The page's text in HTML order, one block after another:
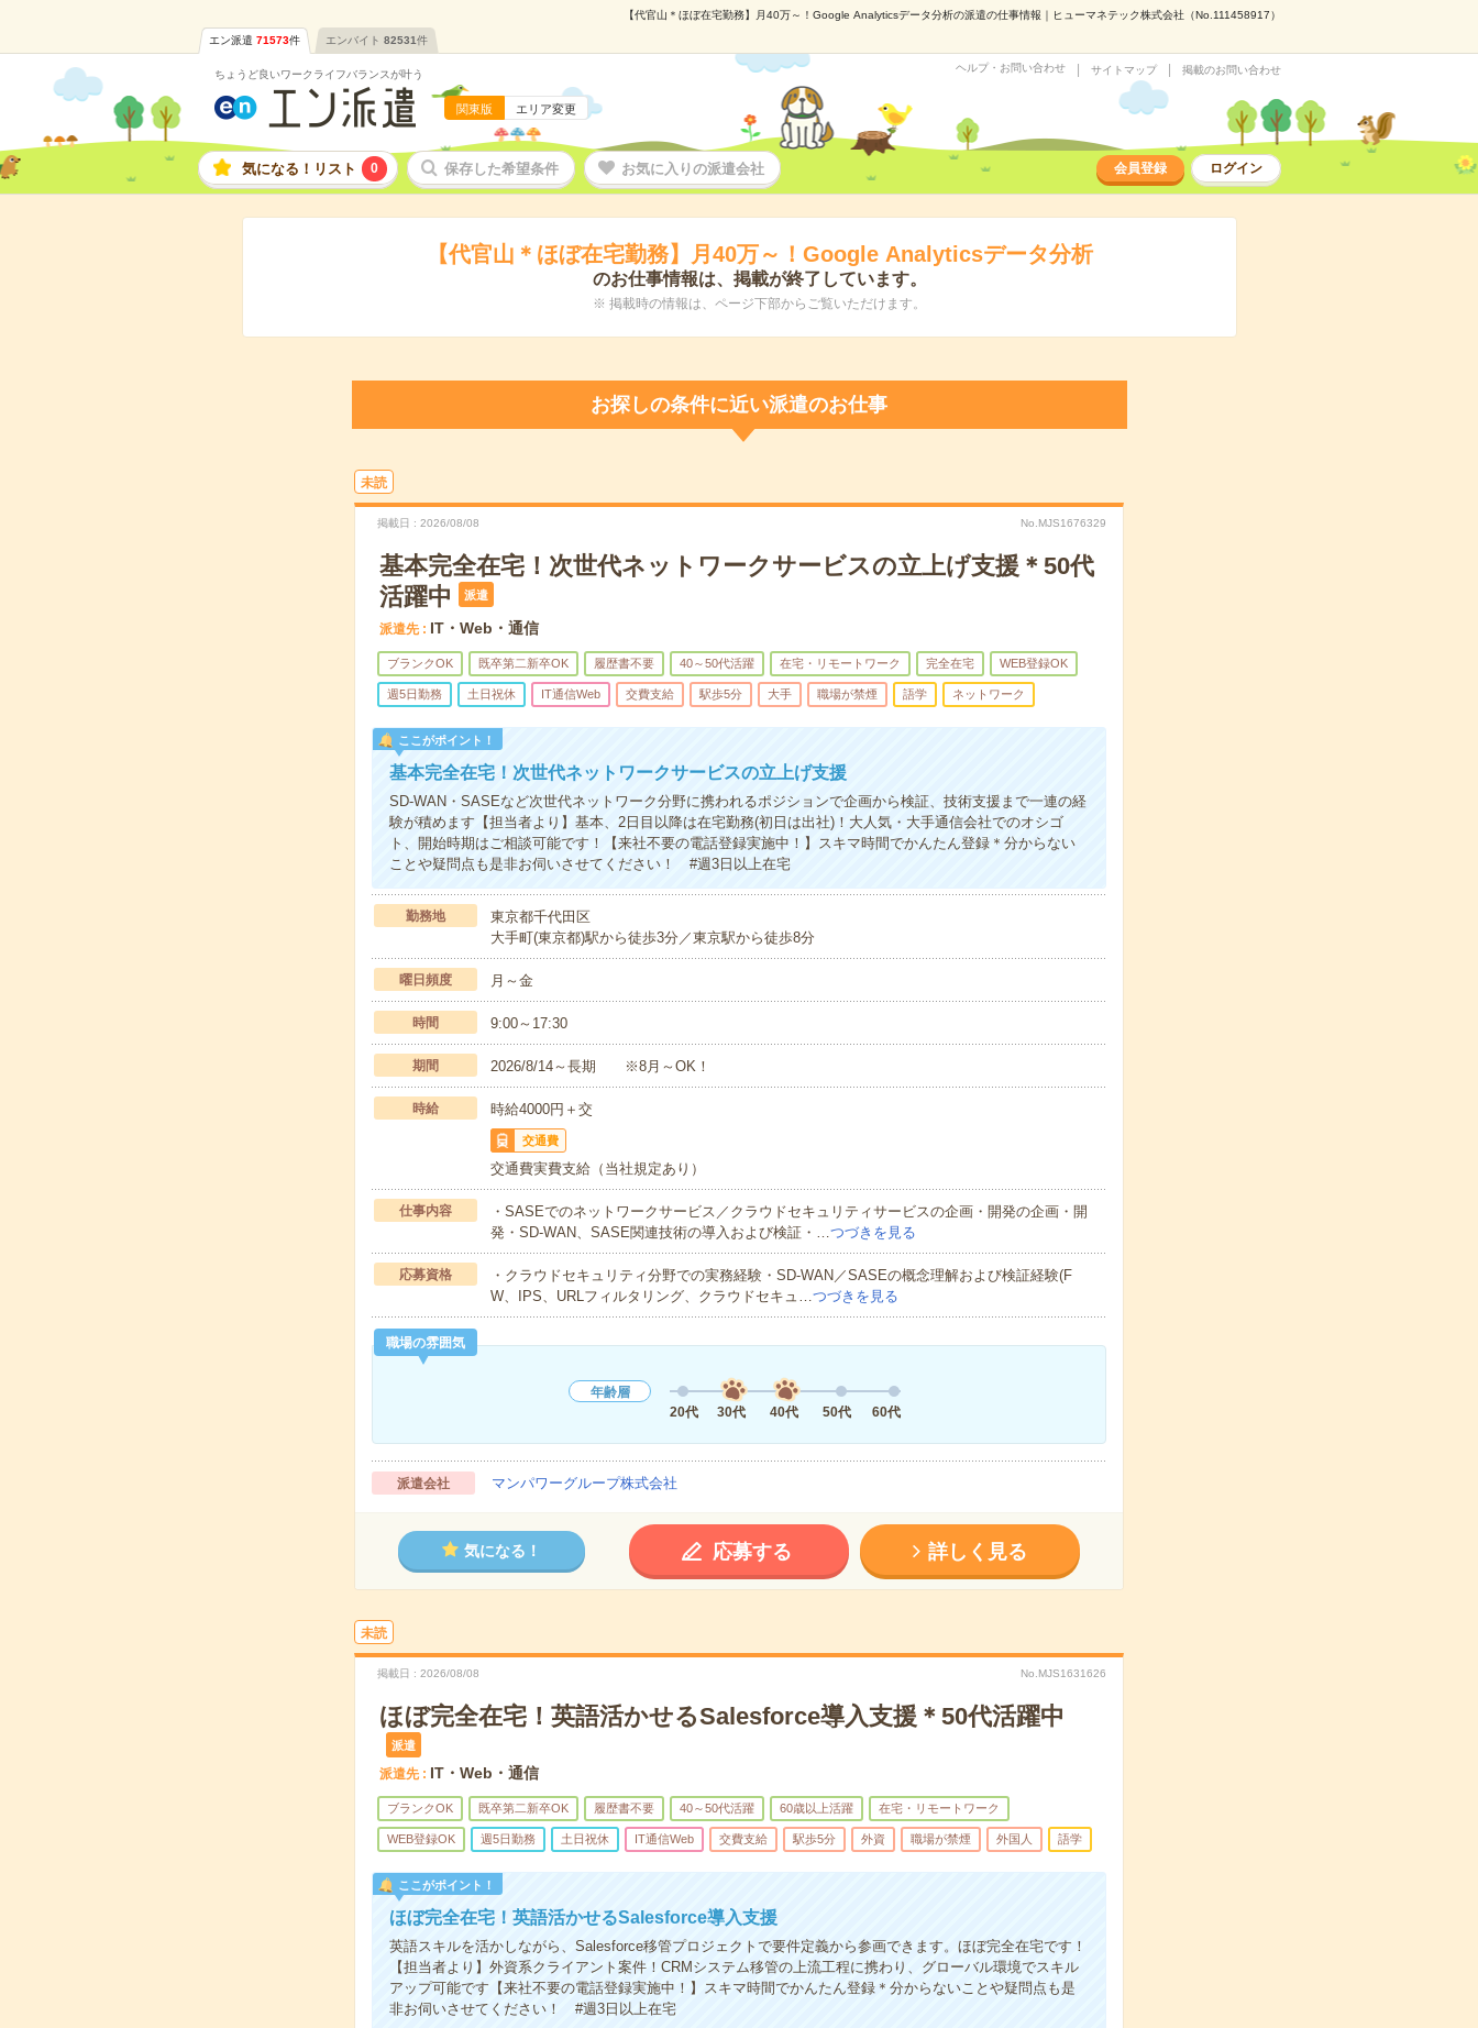
【代官山＊ほぼ在宅勤務】月40万～！Google Analyticsデータ分析の派遣の仕事情報｜ヒューマネテック株式会社（No.111458917）
エン派遣 71573件 エンバイト 82531件
ちょうど良いワークライフバランスが叶う
関東版 エリア変更
ヘルプ・お問い合わせ サイトマップ 掲載のお問い合わせ
気になる！リスト 0 保存した希望条件 お気に入りの派遣会社 会員登録 ログイン
【代官山＊ほぼ在宅勤務】月40万～！Google Analyticsデータ分析
のお仕事情報は、掲載が終了しています。
※ 掲載時の情報は、ページ下部からご覧いただけます。
お探しの条件に近い派遣のお仕事
未読
掲載日 2026/08/08 No.MJS1676329
基本完全在宅！次世代ネットワークサービスの立上げ支援＊50代
活躍中
派遣
派遣先 IT・Web・通信
ブランクOK 既卒第二新卒OK 履歴書不要 40～50代活躍 在宅・リモートワーク 完全在宅 WEB登録OK
週5日勤務 土日祝休 IT通信Web 交費支給 駅歩5分 大手 職場が禁煙 語学 ネットワーク
ここがポイント！
基本完全在宅！次世代ネットワークサービスの立上げ支援
SD‐WAN・SASEなど次世代ネットワーク分野に携われるポジションで企画から検証、技術支援まで一連の経
験が積めます【担当者より】基本、2日目以降は在宅勤務(初日は出社)！大人気・大手通信会社でのオシゴ
ト、開始時期はご相談可能です！【来社不要の電話登録実施中！】スキマ時間でかんたん登録＊分からない
ことや疑問点も是非お伺いさせてください！ #週3日以上在宅
勤務地
東京都千代田区
大手町(東京都)駅から徒歩3分／東京駅から徒歩8分
曜日頻度 月～金
時間 9:00～17:30
期間 2026/8/14～長期 ※8月～OK！
時給 時給4000円＋交
交通費
交通費実費支給（当社規定あり）
仕事内容
・SASEでのネットワークサービス／クラウドセキュリティサービスの企画・開発の企画・開
発・SD‐WAN、SASE関連技術の導入および検証・…つづきを見る
応募資格
・クラウドセキュリティ分野での実務経験・SD‐WAN／SASEの概念理解および検証経験(F
W、IPS、URLフィルタリング、クラウドセキュ…つづきを見る
職場の雰囲気
年齢層
20代
30代 40代 50代 60代
派遣会社 マンパワーグループ株式会社
気になる！ 応募する 詳しく見る
未読
掲載日 2026/08/08 No.MJS1631626
ほぼ完全在宅！英語活かせるSalesforce導入支援＊50代活躍中
派遣
派遣先 IT・Web・通信
ブランクOK 既卒第二新卒OK 履歴書不要 40～50代活躍 60歳以上活躍 在宅・リモートワーク
WEB登録OK 週5日勤務 土日祝休 IT通信Web 交費支給 駅歩5分 外資 職場が禁煙 外国人 語学
ここがポイント！
ほぼ完全在宅！英語活かせるSalesforce導入支援
英語スキルを活かしながら、Salesforce移管プロジェクトで要件定義から参画できます。ほぼ完全在宅です！
【担当者より】外資系クライアント案件！CRMシステム移管の上流工程に携わり、グローバル環境でスキル
アップ可能です【来社不要の電話登録実施中！】スキマ時間でかんたん登録＊分からないことや疑問点も是
非お伺いさせてください！ #週3日以上在宅